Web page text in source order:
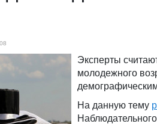
Эксперты
молодежного
На данную тему